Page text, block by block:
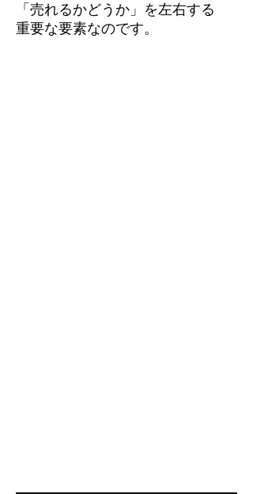
「売れるかどうか」を左右する
重要な要素なのです。